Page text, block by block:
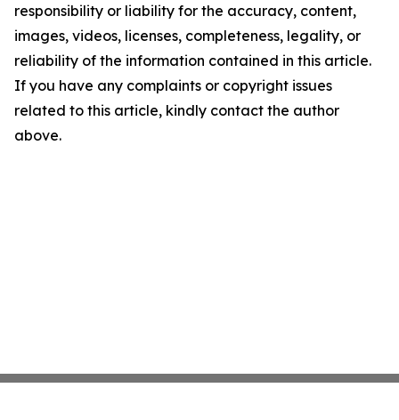
responsibility or liability for the accuracy, content,
images, videos, licenses, completeness, legality, or
reliability of the information contained in this article.
If you have any complaints or copyright issues
related to this article, kindly contact the author
above.